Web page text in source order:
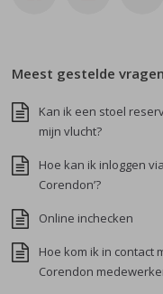
Meest gestelde vragen
Kan ik een stoel
mijn vlucht?
Hoe kan ik inloggen
Corendon’?
Online inchecken
Hoe kom ik in contact
Corendon